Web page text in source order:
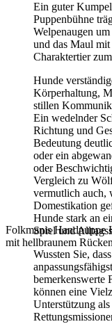
Folkmanis Handpuppe
mit hellbraunem
Ein guter
Puppenbühne
Welpenaugen
und das Maul mit
Charaktertier
Hunde
Körperhaltung,
stillen
Ein wedelnder
Richtung und
Bedeutung
oder ein
oder
Vergleich zu
vermutlich auch,
Domestikation
Hunde stark an
Spiel und
Wussten Sie,
bemerkenswerte
können eine
Unterstützung